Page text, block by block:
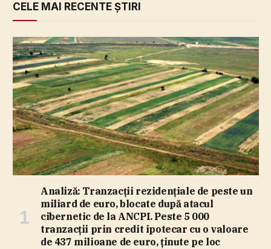
CELE MAI RECENTE ȘTIRI
Analiză: Tranzacţii rezidenţiale de peste un
miliard de euro, blocate după atacul
cibernetic de la ANCPI. Peste 5 000
tranzacţii prin credit ipotecar cu o valoare
de 437 milioane de euro, ţinute pe loc